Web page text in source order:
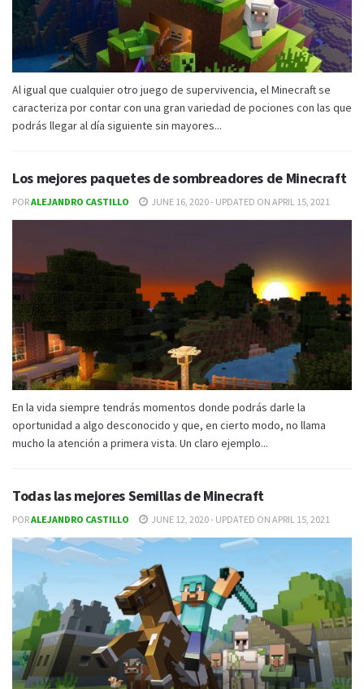
Al igual que cualquier otro juego de supervivencia, el Minecraft se
caracteriza por contar con una gran variedad de pociones con las que
podrás llegar al día siguiente sin mayores...
Los mejores paquetes de sombreadores de Minecraft
PORALEJANDRO CASTILLO JUNE 16, 2020 - UPDATED ON APRIL 15, 2021
En la vida siempre tendrás momentos donde podrás darle la
oportunidad a algo desconocido y que, en cierto modo, no llama
mucho la atención a primera vista. Un claro ejemplo...
Todas las mejores Semillas de Minecraft
PORALEJANDRO CASTILLO JUNE 12, 2020 - UPDATED ON APRIL 15, 2021